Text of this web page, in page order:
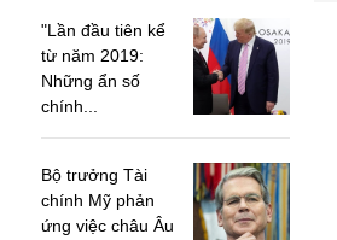
"Lần đầu tiên kể
từ năm 2019:
Những ẩn số
chính...
Bộ trưởng Tài
chính Mỹ phản
ứng việc châu Âu